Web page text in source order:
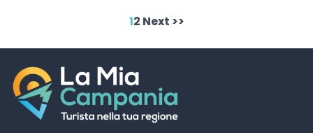
12 Next >>